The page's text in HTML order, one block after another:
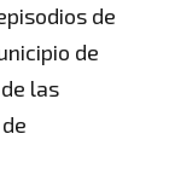
de
de
las